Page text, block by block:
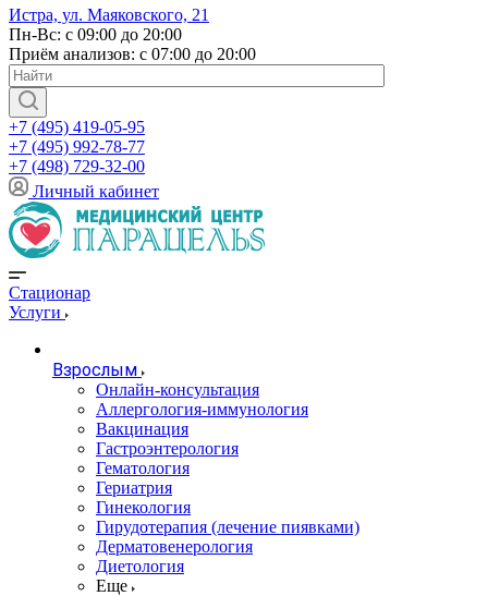
Истра, ул. Маяковского, 21
Пн-Вс: с 09:00 до 20:00
Приём анализов: с 07:00 до 20:00
+7 (495) 419-05-95
+7 (495) 992-78-77
+7 (498) 729-32-00
Личный кабинет
Стационар
Услуги
Взрослым
Онлайн-консультация
Аллергология-иммунология
Вакцинация
Гастроэнтерология
Гематология
Гериатрия
Гинекология
Гирудотерапия (лечение пиявками)
Дерматовенерология
Диетология
Еще